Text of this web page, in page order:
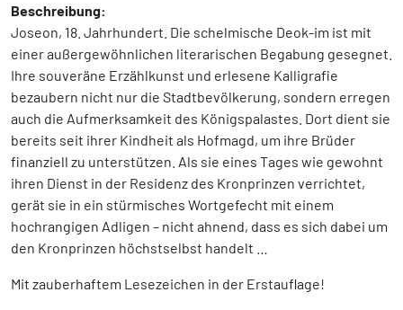
Beschreibung:
Joseon, 18. Jahrhundert. Die schelmische Deok-im ist mit
einer außergewöhnlichen literarischen Begabung gesegnet.
Ihre souveräne Erzählkunst und erlesene Kalligrafie
bezaubern nicht nur die Stadtbevölkerung, sondern erregen
auch die Aufmerksamkeit des Königspalastes. Dort dient sie
bereits seit ihrer Kindheit als Hofmagd, um ihre Brüder
finanziell zu unterstützen. Als sie eines Tages wie gewohnt
ihren Dienst in der Residenz des Kronprinzen verrichtet,
gerät sie in ein stürmisches Wortgefecht mit einem
hochrangigen Adligen – nicht ahnend, dass es sich dabei um
den Kronprinzen höchstselbst handelt …
Mit zauberhaftem Lesezeichen in der Erstauflage!